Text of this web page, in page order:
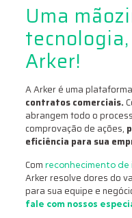
Uma
Arker!
A Arker é uma plataforma
contratos comerciais.
abrangem todo o
comprovação de ações,
eficiência para sua
Com reconhecimento de
Arker resolve dores do
para sua equipe e
fale com nossos